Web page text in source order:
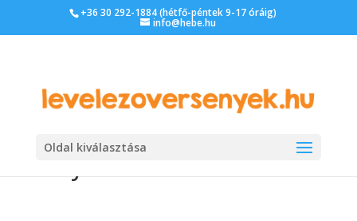
+36 30 292-1884 (hétfő-péntek 9-17 óráig)
info@hebe.hu
Oldal kiválasztása